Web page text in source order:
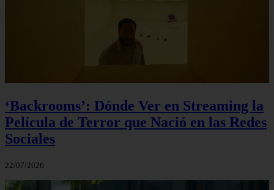
‘Backrooms’: Dónde Ver en Streaming la
Película de Terror que Nació en las Redes
Sociales
22/07/2026